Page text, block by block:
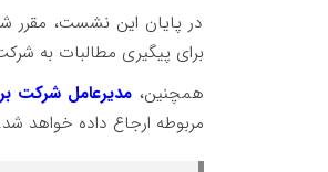
در پایان این نشست، مقرر
برای پیگیری مطالبات به
همچنین، مدیرعامل شرکت
مربوطه ارجاع داده خواهد